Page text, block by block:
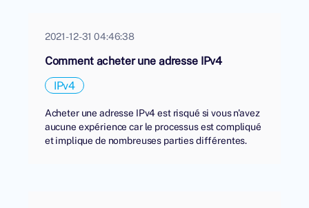
2021-12-31 04:46:38
Comment acheter une adresse IPv4
IPv4
Acheter une adresse IPv4 est risqué si vous n'avez
aucune expérience car le processus est compliqué
et implique de nombreuses parties différentes.